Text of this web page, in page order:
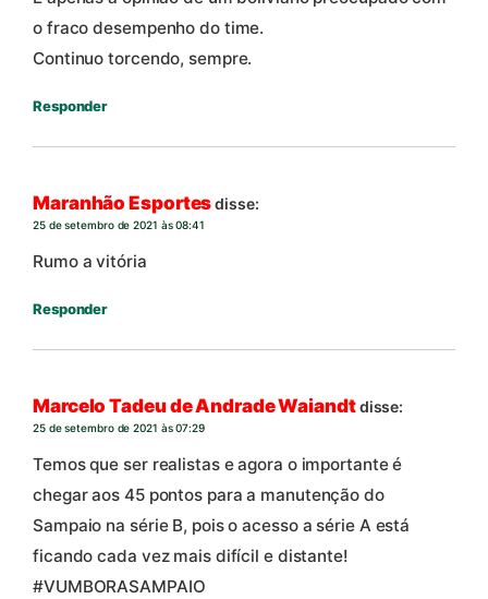
o fraco desempenho do time.
Continuo torcendo, sempre.
Responder
Maranhão Esportesdisse:
25 de setembro de 2021 às 08:41
Rumo a vitória
Responder
Marcelo Tadeu de Andrade Waiandtdisse:
25 de setembro de 2021 às 07:29
Temos que ser realistas e agora o importante é
chegar aos 45 pontos para a manutenção do
Sampaio na série B, pois o acesso a série A está
ficando cada vez mais difícil e distante!
#VUMBORASAMPAIO